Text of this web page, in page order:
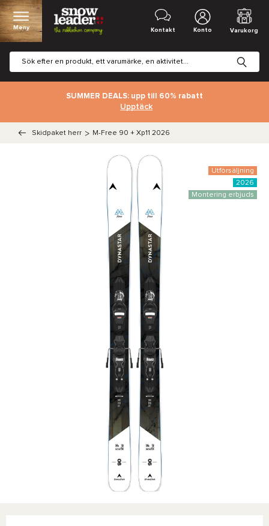
Meny Kontakt Konto Varukorg
SUMMER DEALS: upp till 60% rabatt
Upptäck
Skidpaket herr > M-Free 90 + Xp11 2026
Utförsäljning
2026
Montering erbjuds